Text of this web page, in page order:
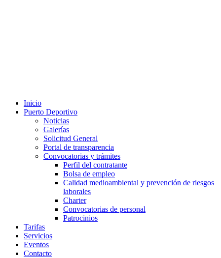
Inicio
Puerto Deportivo
Noticias
Galerías
Solicitud General
Portal de transparencia
Convocatorias y trámites
Perfil del contratante
Bolsa de empleo
Calidad medioambiental y prevención de riesgos
laborales
Charter
Convocatorias de personal
Patrocinios
Tarifas
Servicios
Eventos
Contacto